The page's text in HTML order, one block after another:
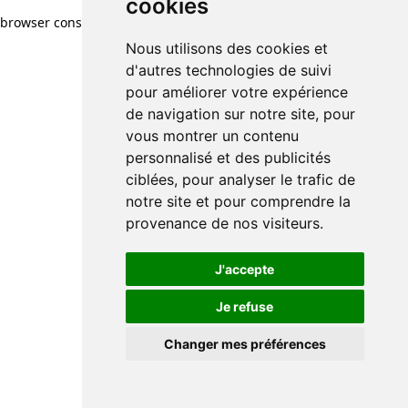
cookies
Nous utilisons des cookies et
d'autres technologies de suivi
pour améliorer votre expérience
de navigation sur notre site, pour
vous montrer un contenu
personnalisé et des publicités
ciblées, pour analyser le trafic de
notre site et pour comprendre la
provenance de nos visiteurs.
J'accepte
Je refuse
Changer mes préférences
browser console for more information)